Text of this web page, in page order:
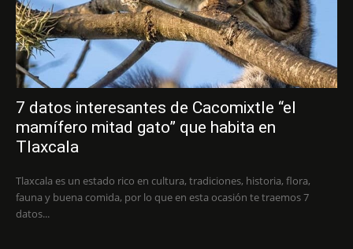
7 datos interesantes de Cacomixtle “el
mamífero mitad gato” que habita en
Tlaxcala
Tlaxcala es un estado rico en cultura, tradiciones, historia, flora,
fauna y buena comida, por lo que en esta ocasión te traemos 7
datos...